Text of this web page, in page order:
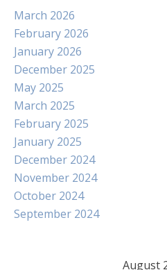
March 2026
February 2026
January 2026
December 2025
May 2025
March 2025
February 2025
January 2025
December 2024
November 2024
October 2024
September 2024
August